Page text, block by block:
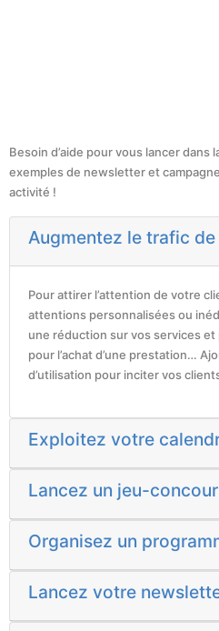
Besoin d’aide pour vous lancer
exemples de newsletter et
activité !
Augmentez le trafic
Pour attirer l’attention de votre
attentions personnalisées ou
une réduction sur vos services
pour l’achat d’une prestation…
d’utilisation pour inciter vos
Exploitez votre
Lancez un jeu-
Organisez un
Lancez votre